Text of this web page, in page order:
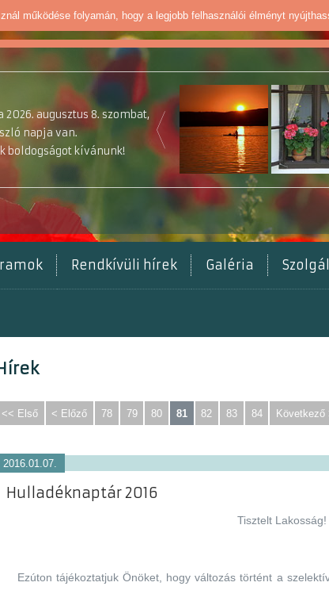
működése folyamán, hogy a legjobb felhasználói élményt
2026. augusztus 8. szombat,
napja van.
boldogságot kívánunk!
Rendkívüli hírek Galéria
<< Első < Előző 78 79 80 81 82 83 84 Következő
2016.01.07.
Hulladéknaptár 2016
Tisztelt Lakosság!
Ezúton tájékoztatjuk Önöket, hogy változás történt a